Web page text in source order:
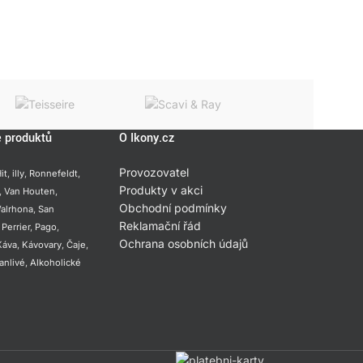
produktů
, illy, Ronnefeldt,
Van Houten,
, San
Perrier, Pago,
, Kávovary, Čaje,
, Alkoholické
O Ikony.cz
Provozovatel
Produkty v akci
Obchodní podmínky
Reklamační řád
Ochrana osobních údajů